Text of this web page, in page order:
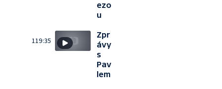
ezo
u
119:35
Zpr
ávy
s
Pav
lem